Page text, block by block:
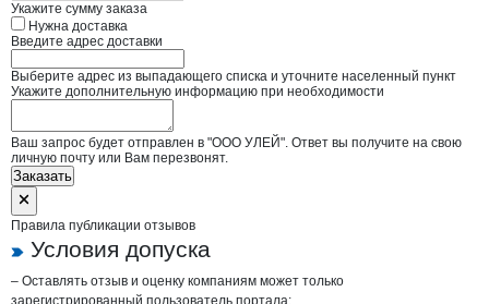
Укажите сумму заказа
Нужна доставка
Введите адрес доставки
Выберите адрес из выпадающего списка и уточните населенный пункт
Укажите дополнительную информацию при необходимости
Ваш запрос будет отправлен в "ООО УЛЕЙ". Ответ вы получите на свою
личную почту или Вам перезвонят.
Заказать
Правила публикации отзывов
Условия допуска
– Оставлять отзыв и оценку компаниям может только
зарегистрированный пользователь портала;